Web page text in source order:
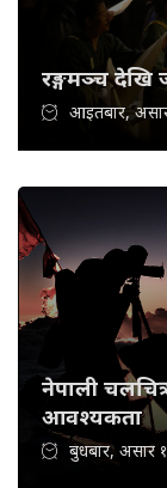
रङ्गमञ्च देखि
आइतबार,
नेपाली
आवश्यकता
बुधबार, असार